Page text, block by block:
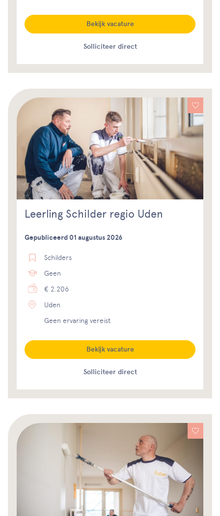
Solliciteer direct
Bekijk vacature
Leerling Schilder regio Uden
Gepubliceerd 01 augustus 2026
Schilders
Geen
€ 2.206
Uden
Geen ervaring vereist
Solliciteer direct
Bekijk vacature